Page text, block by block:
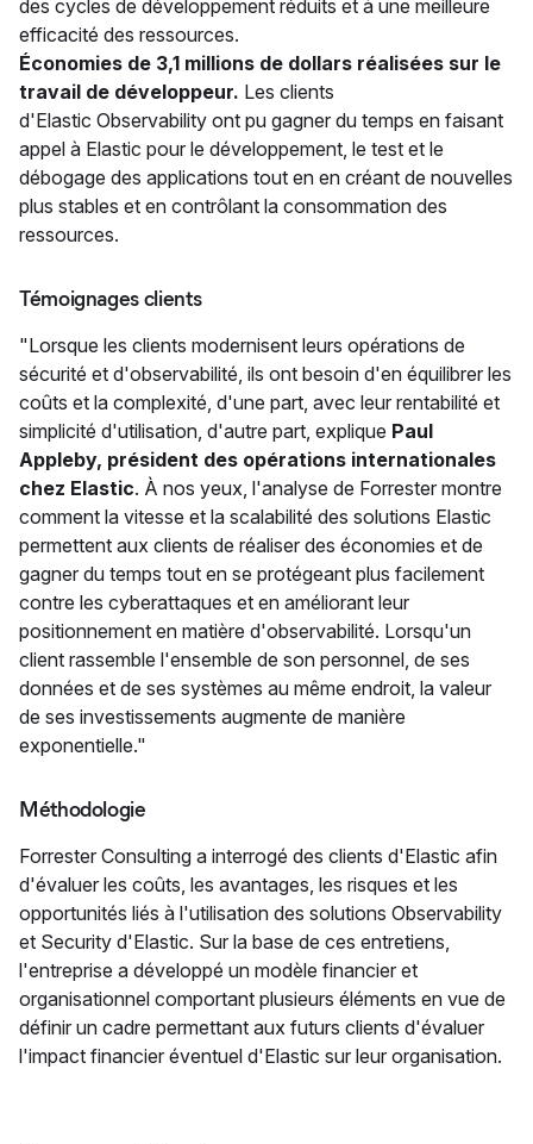
des cycles de développement réduits et à une meilleure
efficacité des ressources.
Économies de 3,1 millions de dollars réalisées sur le
travail de développeur. Les clients
d'Elastic Observability ont pu gagner du temps en faisant
appel à Elastic pour le développement, le test et le
débogage des applications tout en en créant de nouvelles
plus stables et en contrôlant la consommation des
ressources.
Témoignages clients
"Lorsque les clients modernisent leurs opérations de
sécurité et d'observabilité, ils ont besoin d'en équilibrer les
coûts et la complexité, d'une part, avec leur rentabilité et
simplicité d'utilisation, d'autre part, explique Paul
Appleby, président des opérations internationales
chez Elastic. À nos yeux, l'analyse de Forrester montre
comment la vitesse et la scalabilité des solutions Elastic
permettent aux clients de réaliser des économies et de
gagner du temps tout en se protégeant plus facilement
contre les cyberattaques et en améliorant leur
positionnement en matière d'observabilité. Lorsqu'un
client rassemble l'ensemble de son personnel, de ses
données et de ses systèmes au même endroit, la valeur
de ses investissements augmente de manière
exponentielle."
Méthodologie
Forrester Consulting a interrogé des clients d'Elastic afin
d'évaluer les coûts, les avantages, les risques et les
opportunités liés à l'utilisation des solutions Observability
et Security d'Elastic. Sur la base de ces entretiens,
l'entreprise a développé un modèle financier et
organisationnel comportant plusieurs éléments en vue de
définir un cadre permettant aux futurs clients d'évaluer
l'impact financier éventuel d'Elastic sur leur organisation.